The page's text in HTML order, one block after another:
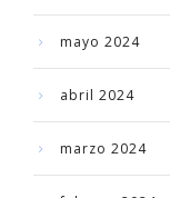
mayo 2024
abril 2024
marzo 2024